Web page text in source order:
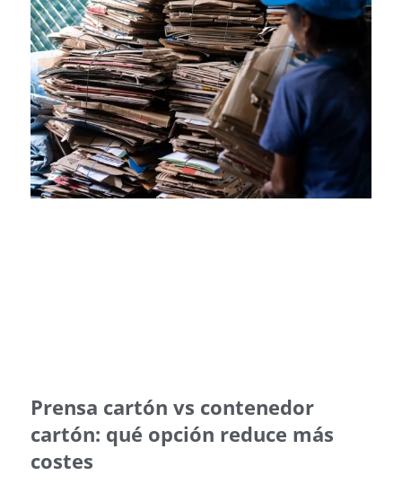
Prensa cartón vs contenedor
cartón: qué opción reduce más
costes